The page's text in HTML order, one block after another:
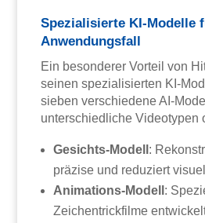
Spezialisierte KI-Modelle
Anwendungsfall
Ein besonderer Vorteil von
seinen spezialisierten KI-
sieben verschiedene AI-
unterschiedliche Videotypen
Gesichts-Modell :
präzise und reduziert
Animations-Modell :
Zeichentrickfilme